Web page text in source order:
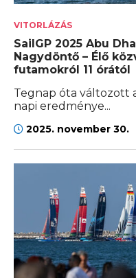
VITORLÁZÁS
SailGP 2025 Abu
Nagydöntő – Élő
futamokról 11 órától
Tegnap óta változott
napi eredménye...
2025. november 30.